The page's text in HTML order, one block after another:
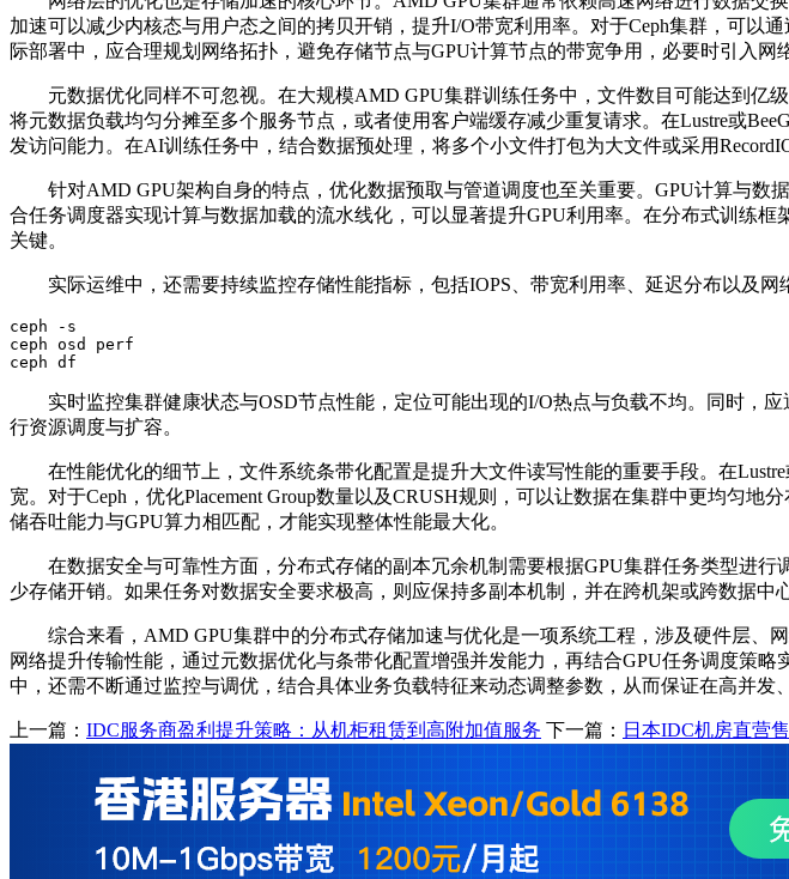
加速可以减少内核态与用户态之间的拷贝开销，提升I/O带宽利用率。对于Ceph集群，可以通
际部署中，应合理规划网络拓扑，避免存储节点与GPU计算节点的带宽争用，必要时引入网
元数据优化同样不可忽视。在大规模AMD GPU集群训练任务中，文件数目可能达到亿
将元数据负载均匀分摊至多个服务节点，或者使用客户端缓存减少重复请求。在Lustre或
发访问能力。在AI训练任务中，结合数据预处理，将多个小文件打包为大文件或采用
针对AMD GPU架构自身的特点，优化数据预取与管道调度也至关重要。 GPU计算与数
合任务调度器实现计算与数据加载的流水线化，可以显著提升GPU利用率。在分布式训练框
关键。
实际运维中，还需要持续监控存储性能指标，包括IOPS 、带宽利用率、延迟分布以及网
ceph -s
ceph osd perf
ceph df
实时监控集群健康状态与OSD节点性能，定位可能出现的I/O热点与负载不均。同时，应
行资源调度与扩容。
在性能优化的细节上，文件系统条带化配置是提升大文件读写性能的重要手段。在Lustre
宽。对于Ceph ，优化Placement Group数量以及CRUSH规则，可以让数据在集群中更均匀地
储吞吐能力与GPU算力相匹配，才能实现整体性能最大化。
在数据安全与可靠性方面，分布式存储的副本冗余机制需要根据GPU集群任务类型进行
少存储开销。如果任务对数据安全要求极高，则应保持多副本机制，并在跨机架或跨数据中
综合来看， AMD GPU集群中的分布式存储加速与优化是一项系统工程，涉及硬件层、
网络提升传输性能，通过元数据优化与条带化配置增强并发能力，再结合GPU任务调度策略
中，还需不断通过监控与调优，结合具体业务负载特征来动态调整参数，从而保证在高并发
上一篇： IDC服务商盈利提升策略：从机柜租赁到高附加值服务 下一篇： 日本IDC机房直营